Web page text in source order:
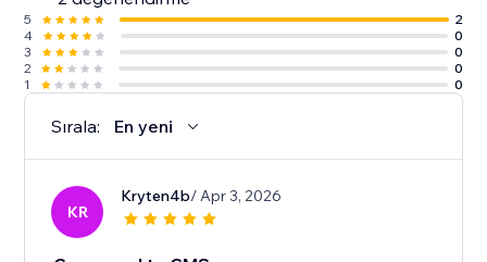
5
2
4
0
3
0
2
0
1
0
Sırala: En yeni
KR
Kryten4b/ Apr 3, 2026